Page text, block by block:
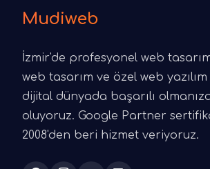
Mudiweb
İzmir'de profesyonel web
web tasarım ve özel web
dijital dünyada başarılı
oluyoruz. Google Partner
2008'den beri hizmet veriyoruz.